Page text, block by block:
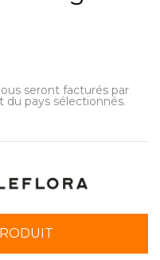
seront facturés par
pays sélectionnés.